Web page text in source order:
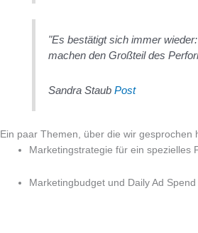
"Es bestätigt sich immer
machen den Großteil des
Sandra Staub Post
Ein paar Themen, über die wir gesprochen
Marketingstrategie für ein spezielles
Marketingbudget und Daily Ad Spend